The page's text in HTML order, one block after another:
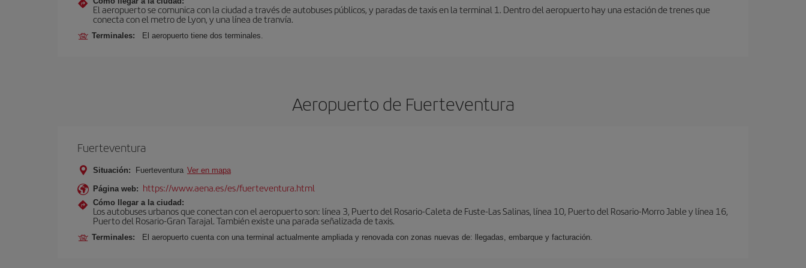
El aeropuerto se comunica con la ciudad a través de autobuses públicos, y paradas de taxis en la terminal 1. Dentro del aeropuerto hay una estación de trenes que
conecta con el metro de Lyon, y una línea de tranvía.
Terminales: El aeropuerto tiene dos terminales.
Aeropuerto de Fuerteventura
Fuerteventura
Situación: Fuerteventura Ver en mapa
Página web: https://www.aena.es/es/fuerteventura.html
Cómo llegar a la ciudad:
Los autobuses urbanos que conectan con el aeropuerto son: línea 3, Puerto del Rosario-Caleta de Fuste-Las Salinas, línea 10, Puerto del Rosario-Morro Jable y línea 16,
Puerto del Rosario-Gran Tarajal. También existe una parada señalizada de taxis.
Terminales: El aeropuerto cuenta con una terminal actualmente ampliada y renovada con zonas nuevas de: llegadas, embarque y facturación.